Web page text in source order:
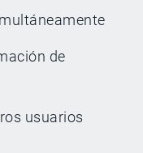
de
usuarios